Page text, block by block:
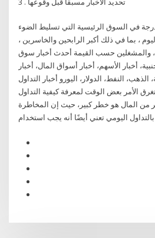
في السوق الرئيسية التي تسليط الضوء
، بما في ذلك أكبر الرابحين والخاسرين ،
والمشغلين حسب القيمة أحدث أخبار سوق
أخبار الأسهم، أخبار أسواق المال، أخبار
النفط، الدولار، اليورو أخبار التداول
الأمر بعض الوقت لمعرفة كيفية التداول
من المال هو خطر كبير، حيث إن المخاطرة
اليومي تعني أيضًا أنه يجب استخدام